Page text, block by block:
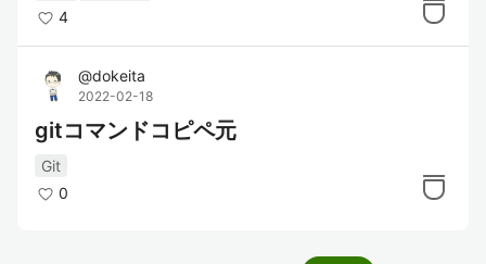
4
@dokeita
2022-02-18
gitコマンドコピペ元
Git
0